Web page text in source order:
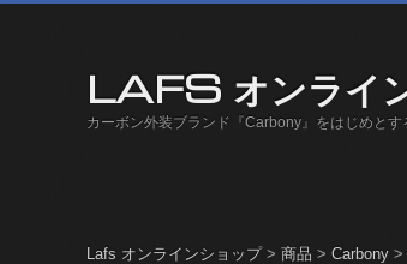
LAFS オンライ
カーボン外装ブランド『Carbony』をはじめとす
Lafs オンラインショップ> 商品 > Carbony >